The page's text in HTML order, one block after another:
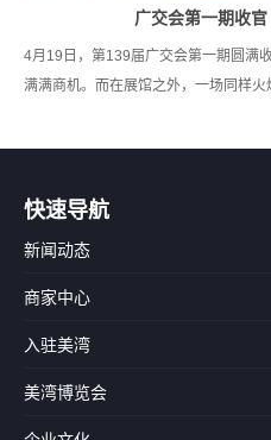
广交会第一期收
4月19日，第139届广交会第一期圆满
满满商机。而在展馆之外，一场同样
快速导航
新闻动态
商家中心
入驻美湾
美湾博览会